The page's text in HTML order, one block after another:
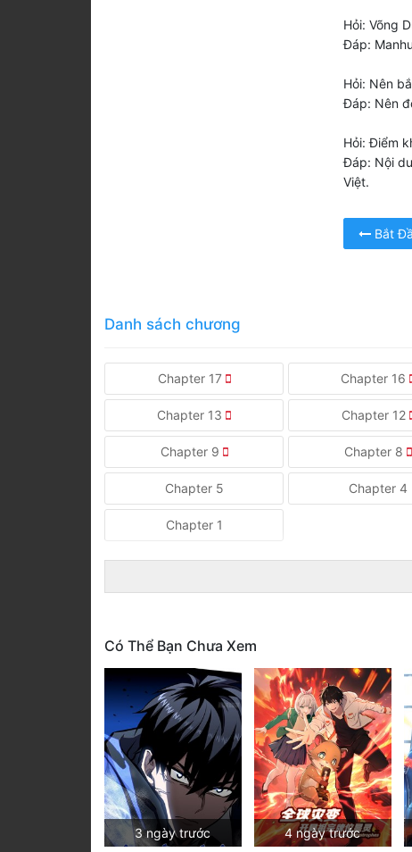
Hỏi: Võng
Đáp:
Hỏi: Nên
Đáp: Nên
Hỏi: Điểm
Đáp: Nội
Việt.
Bắt
Danh sách chương
Chapter 17 Chapter 16
Chapter 13 Chapter 12
Chapter 9 Chapter 8
Chapter 5 Chapter 4
Chapter 1
Có Thể Bạn Chưa Xem
3 ngày trước
4 ngày trước